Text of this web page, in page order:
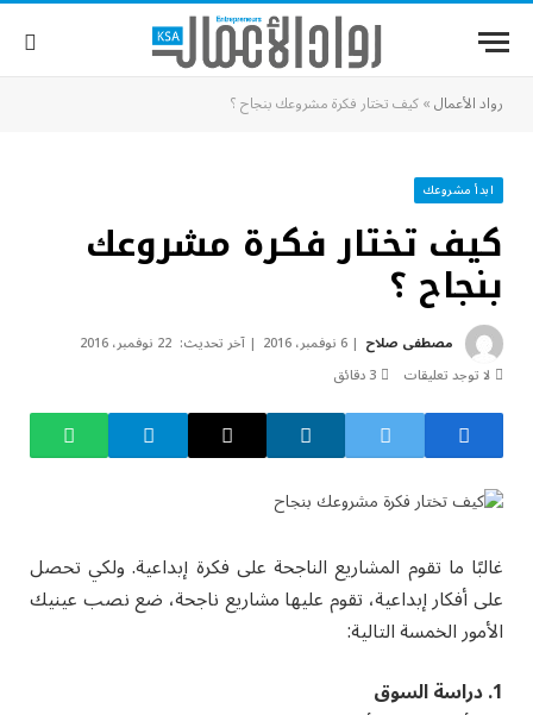
رواد الأعمال»كيف تختار فكرة مشروعك بنجاح ؟
ابدأ مشروعك
كيف تختار فكرة مشروعك
بنجاح ؟
مصطفى صلاح 6 نوفمبر، 2016 آخر تحديث: 22 نوفمبر، 2016
لا توجد تعليقات
3 دقائق
غالبًا ما تقوم المشاريع الناجحة على فكرة إبداعية. ولكي تحصل
على أفكار إبداعية، تقوم عليها مشاريع ناجحة، ضع نصب عينيك
الأمور الخمسة التالية:
1. دراسة السوق